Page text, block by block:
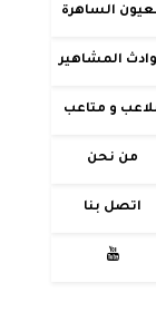
الساهرة
المشاهير
و متاعب
من نحن
اتصل بنا
